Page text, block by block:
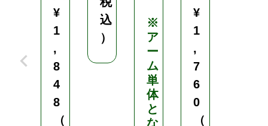
¥
1
,
8
4
8
（
込
）
※
ア
ー
ム
単
体
と
な
¥
1
,
7
6
0
（